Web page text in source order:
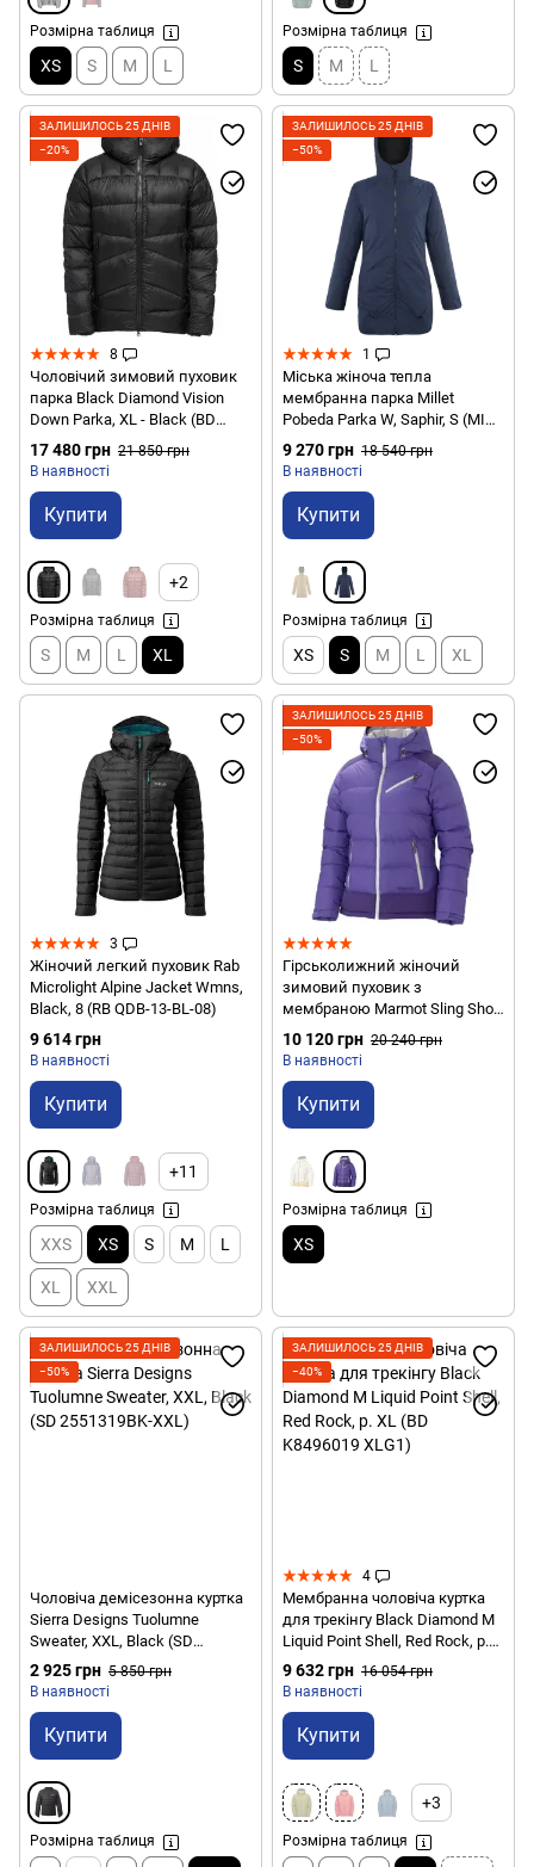
Розмірна таблиця
XS S M L
Розмірна таблиця
S M L
ЗАЛИШИЛОСЬ 25 ДНІВ
−20%
8
Чоловічий зимовий пуховик
парка Black Diamond Vision
Down Parka, XL - Black (BD
746120.0002-XL)
17 480 грн 21 850 грн
В наявності
Купити
+2
Розмірна таблиця
S M L XL
ЗАЛИШИЛОСЬ 25 ДНІВ
−50%
1
Міська жіноча тепла
мембранна парка Millet
Pobeda Parka W, Saphir, S (MIV
9551, 7317-S)
9 270 грн 18 540 грн
В наявності
Купити
Розмірна таблиця
XS S M L XL
3
Жіночий легкий пуховик Rab
Microlight Alpine Jacket Wmns,
Black, 8 (RB QDB-13-BL-08)
9 614 грн
В наявності
Купити
+11
Розмірна таблиця
XXS XS S M L
XL XXL
ЗАЛИШИЛОСЬ 25 ДНІВ
−50%
Гірськолижний жіночий
зимовий пуховик з
мембраною Marmot Sling Shot
Jacket, XS - Ultra Violet/Dark
Violet (MRT 75290.6394-XS)
10 120 грн 20 240 грн
В наявності
Купити
Розмірна таблиця
XS
ЗАЛИШИЛОСЬ 25 ДНІВ
−50%
Чоловіча демісезонна куртка
Sierra Designs Tuolumne
Sweater, XXL, Black (SD
2551319BK-XXL)
2 925 грн 5 850 грн
В наявності
Купити
Розмірна таблиця
ЗАЛИШИЛОСЬ 25 ДНІВ
−40%
4
Мембранна чоловіча куртка
для трекінгу Black Diamond M
Liquid Point Shell, Red Rock, р.
XL (BD K8496019 XLG1)
9 632 грн 16 054 грн
В наявності
Купити
+3
Розмірна таблиця